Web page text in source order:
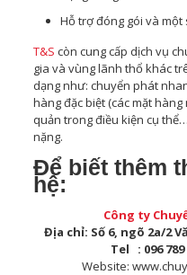
Hỗ trợ đóng gói và một
T&S còn cung cấp dịch vụ
gia và vùng lãnh thổ khác
dạng như: chuyển phát
hàng đặc biệt (các mặt
quản trong điều kiện cụ
nặng.
Để biết thêm
hệ:
Công ty
Địa chỉ: Số 6, ngõ 2a/2
Tel : 096 789
Website: